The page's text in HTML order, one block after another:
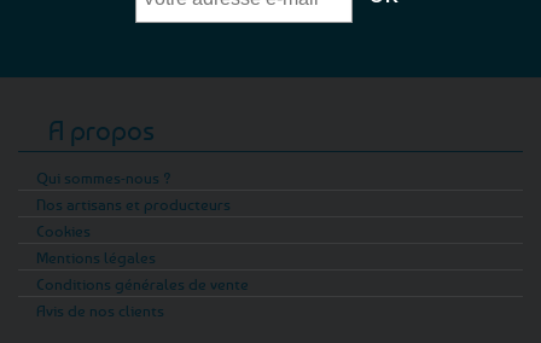
A propos
Qui sommes-nous ?
Nos artisans et producteurs
Cookies
Mentions légales
Conditions générales de vente
Avis de nos clients